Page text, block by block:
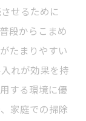
せるために
段からこまめ
たまりやすい
れが効果を持
する環境に優
家庭での掃除